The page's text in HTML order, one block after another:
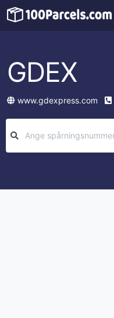
GDEX
www.gdexpress.com